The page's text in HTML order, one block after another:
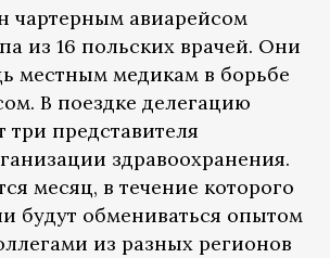
чартерным авиарейсом
из 16 польских врачей. Они
местным медикам в борьбе
В поездке делегацию
представителя
здравоохранения.
месяц, в течение которого
будут обмениваться опытом
из разных регионов